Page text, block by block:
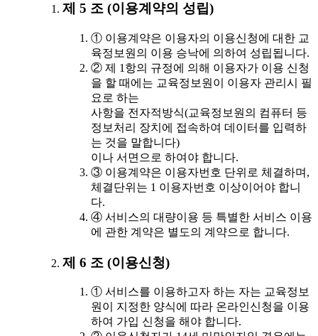
제 5 조 (이용계약의 성립)
① 이용계약은 이용자의 이용신청에 대한 교
육정보원의 이용 승낙에 의하여 성립됩니다.
② 제 1항의 규정에 의해 이용자가 이용 신청
을 할 때에는 교육정보원이 이용자 관리시 필
요로 하는
사항을 전자적방식(교육정보원의 컴퓨터 등
정보처리 장치에 접속하여 데이터를 입력하
는 것을 말합니다)
이나 서면으로 하여야 합니다.
③ 이용계약은 이용자번호 단위로 체결하며,
체결단위는 1 이용자번호 이상이어야 합니
다.
④ 서비스의 대량이용 등 특별한 서비스 이용
에 관한 계약은 별도의 계약으로 합니다.
제 6 조 (이용신청)
① 서비스를 이용하고자 하는 자는 교육정보
원이 지정한 양식에 따라 온라인신청을 이용
하여 가입 신청을 해야 합니다.